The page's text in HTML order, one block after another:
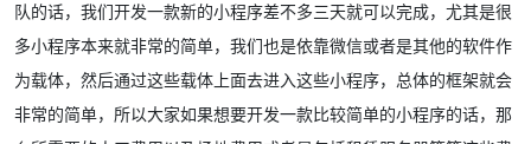
队的话，我们开发一款新的小程序差不多三天就可以完成，尤其是很
多小程序本来就非常的简单，我们也是依靠微信或者是其他的软件作
为载体，然后通过这些载体上面去进入这些小程序，总体的框架就会
非常的简单，所以大家如果想要开发一款比较简单的小程序的话，那